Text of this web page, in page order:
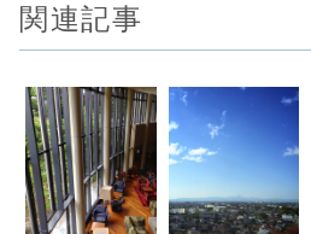
関連記事